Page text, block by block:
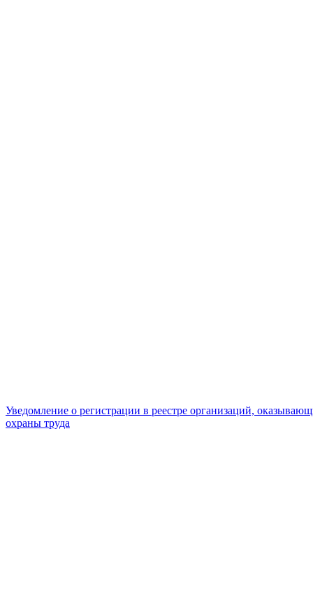
Уведомление о регистрации в реестре организаций,
охраны труда